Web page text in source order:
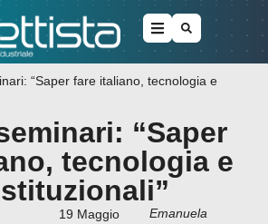
“Saper fare italiano, tecnologia e
“Saper
tecnologia e
19 Maggio
Emanuela